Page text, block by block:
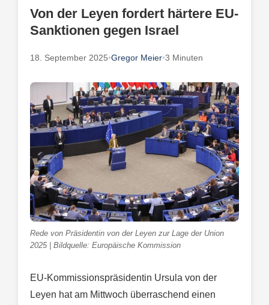
Von der Leyen fordert härtere EU-
Sanktionen gegen Israel
18. September 2025•Gregor Meier•3 Minuten
Rede von Präsidentin von der Leyen zur Lage der Union
2025 | Bildquelle: Europäische Kommission
EU-Kommissionspräsidentin Ursula von der
Leyen hat am Mittwoch überraschend einen